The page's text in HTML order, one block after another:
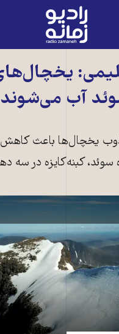
رادیو
زمانه
صفحه
اصلیآب می‌شوند
سوئد، کبنه‌کایزه در